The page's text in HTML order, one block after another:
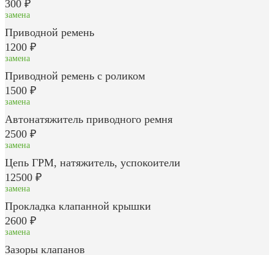
300 ₽
замена
Приводной ремень
1200 ₽
замена
Приводной ремень с роликом
1500 ₽
замена
Автонатяжитель приводного ремня
2500 ₽
замена
Цепь ГРМ, натяжитель, успокоители
12500 ₽
замена
Прокладка клапанной крышки
2600 ₽
замена
Зазоры клапанов